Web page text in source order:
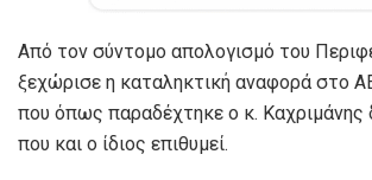
Από τον σύντομο απολογισμό του
ξεχώρισε η καταληκτική αναφορά στο
που όπως παραδέχτηκε ο κ. Καχριμάνης
που και ο ίδιος επιθυμεί.